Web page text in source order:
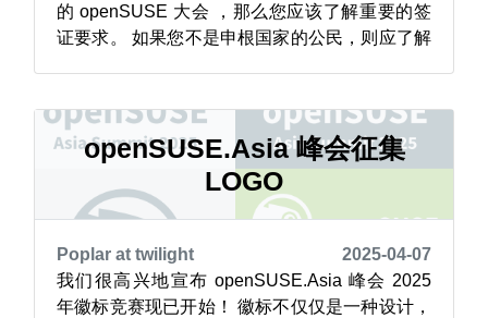
的 openSUSE 大会 ，那么您应该了解重要的签
证要求。 如果您不是申根国家的公民，则应了解
邦外交部网站按字母顺序列出了需要邀请函的国
家名单。如果您需要此类邀请函，请尽快发送电
子邮件至 dde...
openSUSE.Asia 峰会征集
LOGO
Poplar at twilight
2025-04-07
我们很高兴地宣布 openSUSE.Asia 峰会 2025
年徽标竞赛现已开始！ 徽标不仅仅是一种设计，